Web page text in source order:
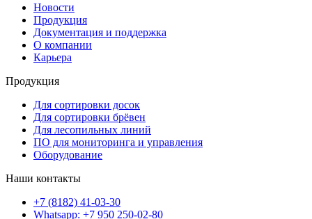
Новости
Продукция
Документация и поддержка
О компании
Карьера
Продукция
Для сортировки досок
Для сортировки брёвен
Для лесопильных линий
ПО для мониторинга и управления
Оборудование
Наши контакты
+7 (8182) 41-03-30
Whatsapp: +7 950 250-02-80